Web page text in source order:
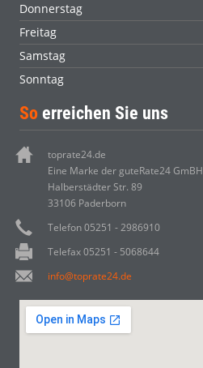
Donnerstag
Freitag
Samstag
Sonntag
So erreichen Sie uns
toprate24.de
Eine Marke der guteRate24 GmBH
Halberstädter Str. 89
33106 Paderborn
Telefon 05251 - 2986910
Telefax 05251 - 5068644
info@toprate24.de